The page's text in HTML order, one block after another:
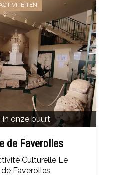
in onze buurt
de Faverolles
Culturelle Le
Faverolles,